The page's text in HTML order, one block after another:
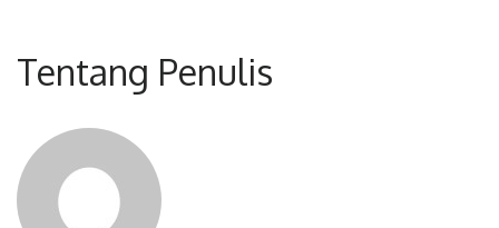
Tentang Penulis